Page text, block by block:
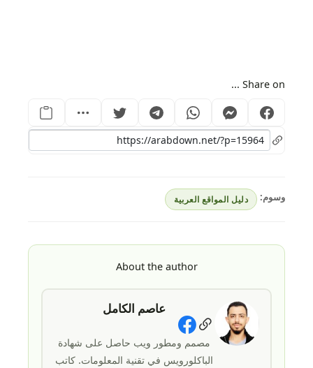
Share on ...
وسوم: دليل المواقع العربية
About the author
عاصم الكامل
Social Links
مصمم ومطور ويب حاصل على شهادة
الباكلورويس في تقنية المعلومات. كاتب